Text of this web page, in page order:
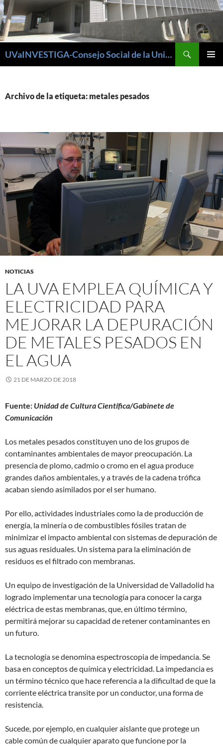
UVaINVESTIGA-Consejo Social de la Universidad de Valladolid
Archivo de la etiqueta: metales pesados
NOTICIAS
LA UVA EMPLEA QUÍMICA Y
ELECTRICIDAD PARA
MEJORAR LA DEPURACIÓN
DE METALES PESADOS EN
EL AGUA
21 DE MARZO DE 2018
Fuente: Unidad de Cultura Científica/Gabinete de
Comunicación
Los metales pesados constituyen uno de los grupos de
contaminantes ambientales de mayor preocupación. La
presencia de plomo, cadmio o cromo en el agua produce
grandes daños ambientales, y a través de la cadena trófica
acaban siendo asimilados por el ser humano.
Por ello, actividades industriales como la de producción de
energía, la minería o de combustibles fósiles tratan de
minimizar el impacto ambiental con sistemas de depuración de
sus aguas residuales. Un sistema para la eliminación de
residuos es el filtrado con membranas.
Un equipo de investigación de la Universidad de Valladolid ha
logrado implementar una tecnología para conocer la carga
eléctrica de estas membranas, que, en último término,
permitirá mejorar su capacidad de retener contaminantes en
un futuro.
La tecnología se denomina espectroscopia de impedancia. Se
basa en conceptos de química y electricidad. La impedancia es
un término técnico que hace referencia a la dificultad de que la
corriente eléctrica transite por un conductor, una forma de
resistencia.
Sucede, por ejemplo, en cualquier aislante que protege un
cable común de cualquier aparato que funcione por la